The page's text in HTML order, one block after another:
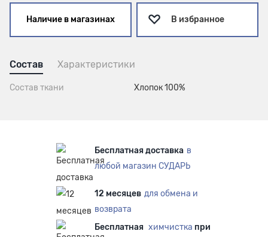
Наличие в магазинах В избранное
Состав Характеристики
Состав ткани Хлопок 100%
Бесплатная доставка в
любой магазин СУДАРЬ
12 месяцев для обмена и
возврата
Бесплатная химчистка при